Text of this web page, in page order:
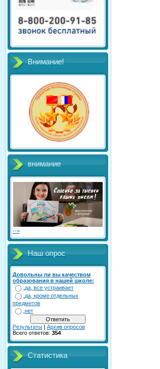
Внимание!
внимание
-->
Наш опрос
Довольны ли вы качеством
образования в нашей школе:
да, все устраивает
да, кроме отдельных
предметов
нет
Результаты | Архив опросов
Всего ответов: 354
Статистика